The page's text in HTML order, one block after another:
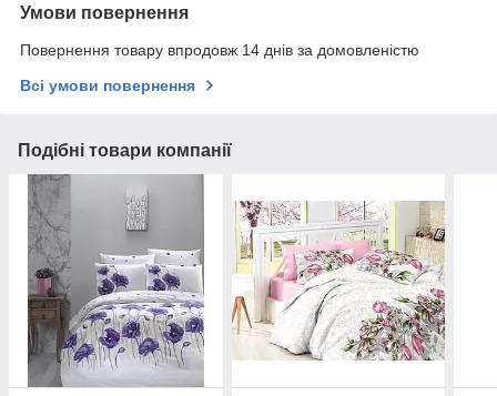
Умови повернення
Повернення товару впродовж 14 днів за домовленістю
Всі умови повернення
Подібні товари компанії